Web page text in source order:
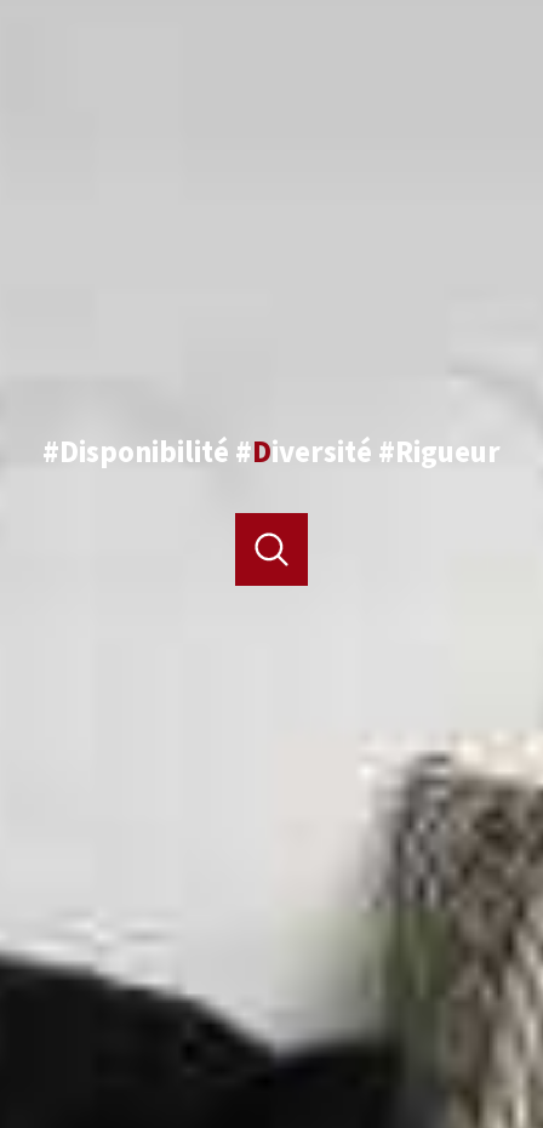
#Disponibilité #Diversité #Rigueur